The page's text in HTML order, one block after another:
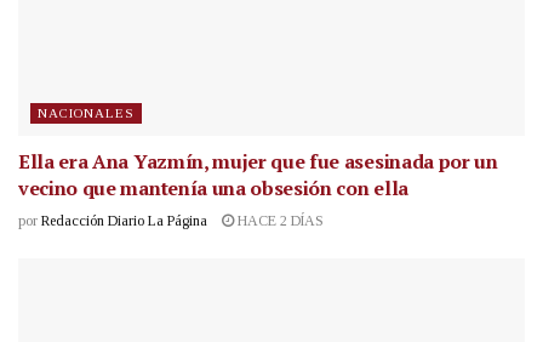
NACIONALES
Ella era Ana Yazmín, mujer que fue asesinada por un
vecino que mantenía una obsesión con ella
por Redacción Diario La Página HACE 2 DÍAS